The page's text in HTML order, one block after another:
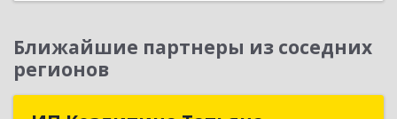
Ближайшие партнеры из соседних
регионов